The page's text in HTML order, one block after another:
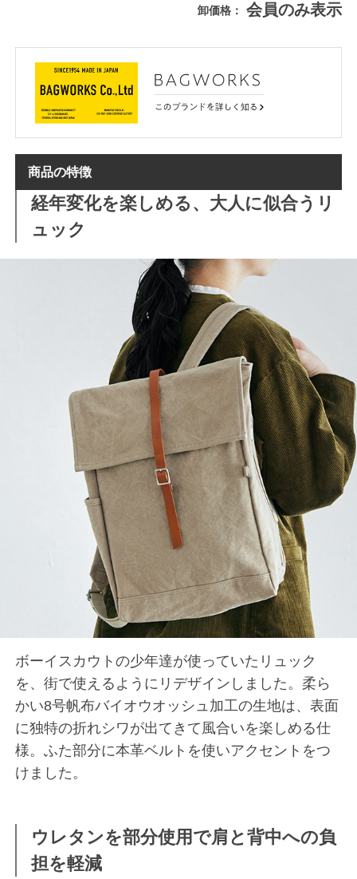
卸価格
会員のみ表示
商品の特徴
経年変化を楽しめる、大人に似合うリ
ュック
ボーイスカウトの少年達が使っていたリュック
を、街で使えるようにリデザインしました。柔ら
かい8号帆布バイオウオッシュ加工の生地は、表面
に独特の折れシワが出てきて風合いを楽しめる仕
様。ふた部分に本革ベルトを使いアクセントをつ
けました。
ウレタンを部分使用で肩と背中への負
担を軽減